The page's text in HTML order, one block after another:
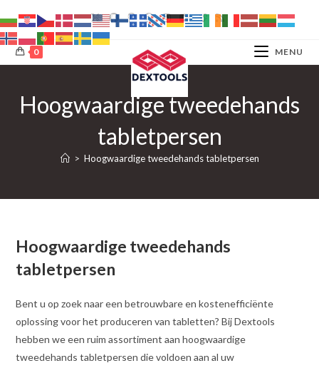
naar
inhoud
0 MENU
Hoogwaardige tweedehands
tabletpersen
> Hoogwaardige tweedehands tabletpersen
Hoogwaardige tweedehands
tabletpersen
Bent u op zoek naar een betrouwbare en kostenefficiënte
oplossing voor het produceren van tabletten? Bij Dextools
hebben we een ruim assortiment aan hoogwaardige
tweedehands tabletpersen die voldoen aan al uw